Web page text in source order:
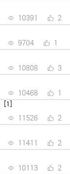
10391 2
9704 1
10808 3
10468 1
[1]
11526 2
11411 2
10113 2